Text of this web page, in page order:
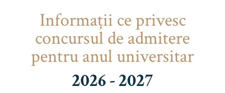
Informaţii ce privesc
concursul de admitere
pentru anul universitar
2026 - 2027